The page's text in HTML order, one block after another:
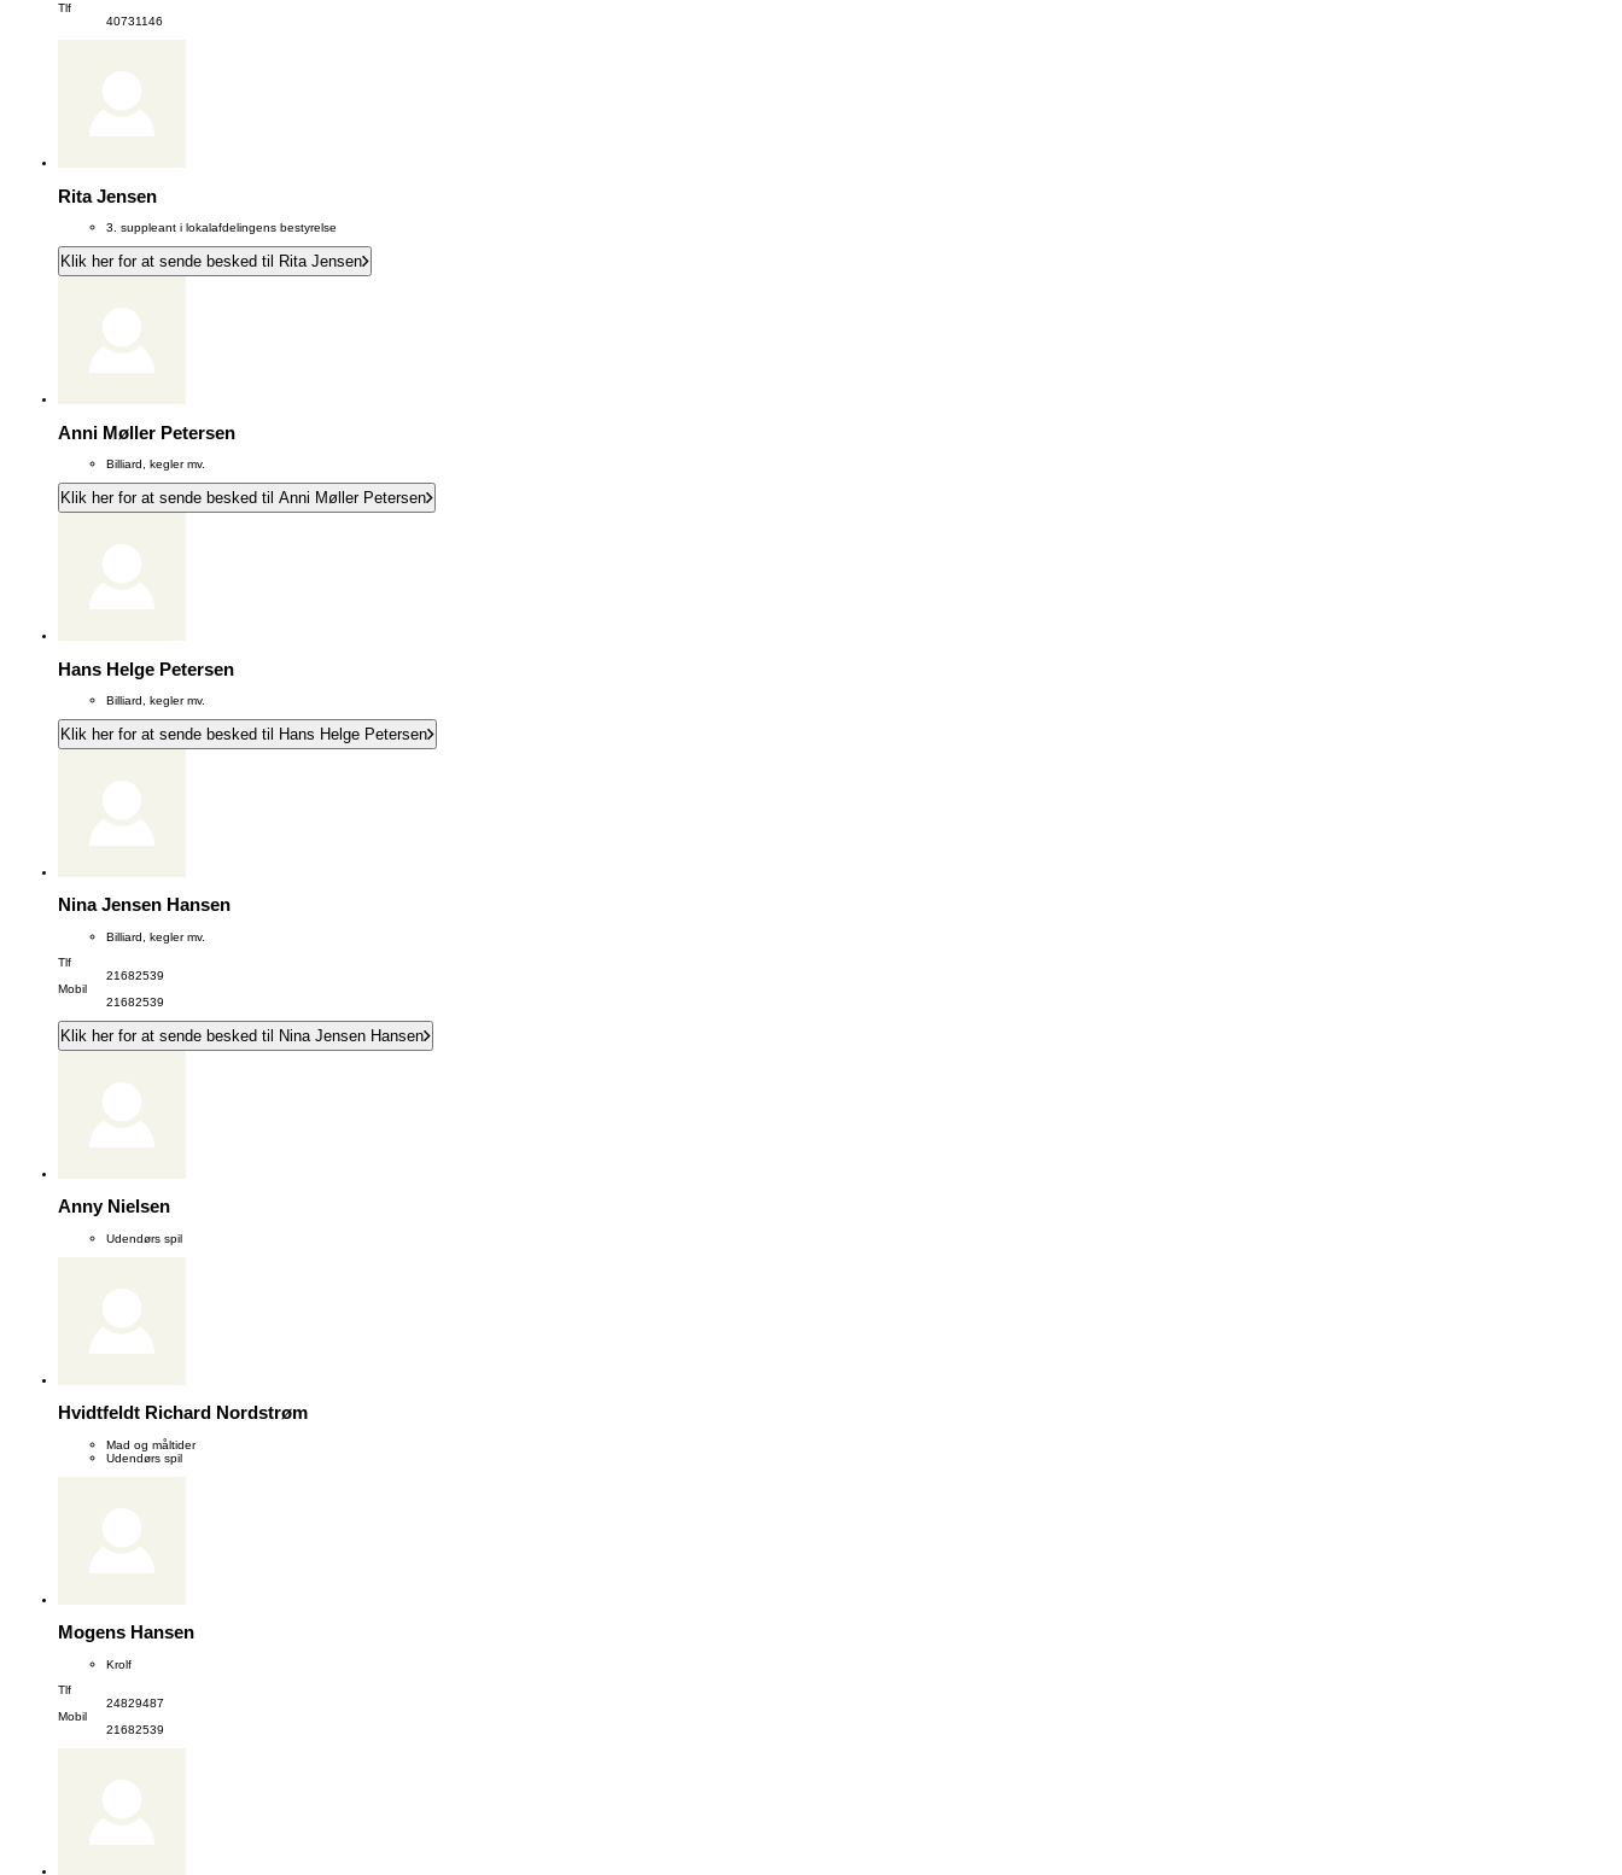
Tlf
40731146
Rita Jensen
3. suppleant i lokalafdelingens bestyrelse
Klik her for at sende besked til Rita Jensen
Anni Møller Petersen
Billiard, kegler mv.
Klik her for at sende besked til Anni Møller Petersen
Hans Helge Petersen
Billiard, kegler mv.
Klik her for at sende besked til Hans Helge Petersen
Nina Jensen Hansen
Billiard, kegler mv.
Tlf
21682539
Mobil
21682539
Klik her for at sende besked til Nina Jensen Hansen
Anny Nielsen
Udendørs spil
Hvidtfeldt Richard Nordstrøm
Mad og måltider
Udendørs spil
Mogens Hansen
Krolf
Tlf
24829487
Mobil
21682539